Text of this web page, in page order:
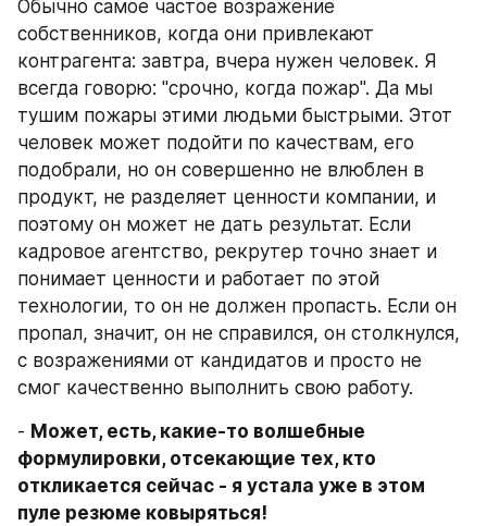
Обычно самое частое возражение
собственников, когда они привлекают
контрагента: завтра, вчера нужен человек. Я
всегда говорю: "срочно, когда пожар". Да мы
тушим пожары этими людьми быстрыми. Этот
человек может подойти по качествам, его
подобрали, но он совершенно не влюблен в
продукт, не разделяет ценности компании, и
поэтому он может не дать результат. Если
кадровое агентство, рекрутер точно знает и
понимает ценности и работает по этой
технологии, то он не должен пропасть. Если он
пропал, значит, он не справился, он столкнулся,
с возражениями от кандидатов и просто не
смог качественно выполнить свою работу.
- Может, есть, какие-то волшебные
формулировки, отсекающие тех, кто
откликается сейчас - я устала уже в этом